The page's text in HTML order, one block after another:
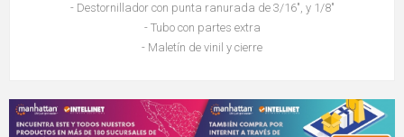
- Destornillador con punta ranurada de 3/16", y 1/8"
- Tubo con partes extra
- Maletín de vinil y cierre